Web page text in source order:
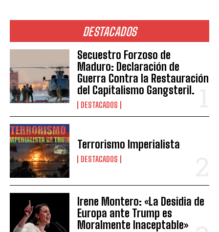
DESTACADOS
Secuestro Forzoso de
Maduro: Declaración de
Guerra Contra la Restauración
del Capitalismo Gangsteril.
DESTACADOS
Terrorismo Imperialista
DESTACADOS
Irene Montero: «La Desidia de
Europa ante Trump es
Moralmente Inaceptable»